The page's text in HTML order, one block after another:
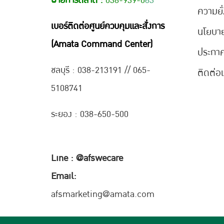
เบอร์ติดต่อศูนย์ควบคุมและสั่งการ
(Amata Command Center)
ชลบุรี : 038-213191 // 065-
5108741
ระยอง : 038-650-500
Line : @afswecare
Email:
afsmarketing@amata.com
ความ
นโยบ
ประกา
ติดต่อ